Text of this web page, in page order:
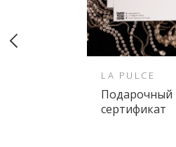
LA PULCE
Подарочный
сертификат